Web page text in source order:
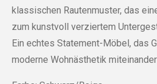
klassischen Rautenmuster, das
zum kunstvoll verziertem
Ein echtes Statement-Möbel, das
moderne Wohnästhetik